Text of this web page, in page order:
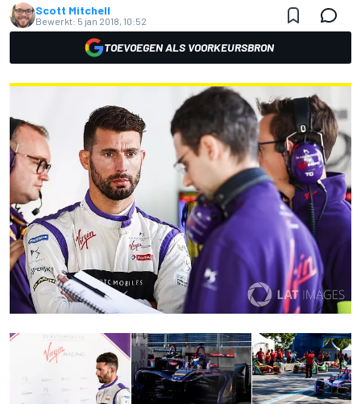
Scott Mitchell
Bewerkt: 5 jan 2018, 10:52
TOEVOEGEN ALS VOORKEURSBRON